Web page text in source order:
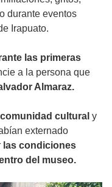
durante eventos
Irapuato.
las primeras
a la persona que
Almaraz.
cultural y
externado
las condiciones
del museo.